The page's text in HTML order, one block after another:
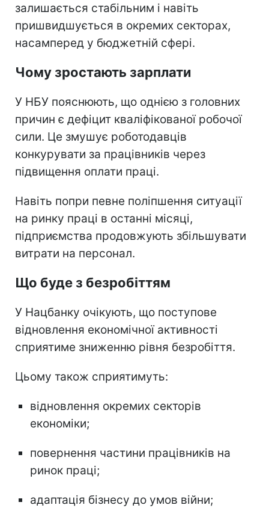
залишається стабільним і навіть
пришвидшується в окремих секторах,
насамперед у бюджетній сфері.
Чому зростають зарплати
У НБУ пояснюють, що однією з головних
причин є дефіцит кваліфікованої робочої
сили. Це змушує роботодавців
конкурувати за працівників через
підвищення оплати праці.
Навіть попри певне поліпшення ситуації
на ринку праці в останні місяці,
підприємства продовжують збільшувати
витрати на персонал.
Що буде з безробіттям
У Нацбанку очікують, що поступове
відновлення економічної активності
сприятиме зниженню рівня безробіття.
Цьому також сприятимуть:
відновлення окремих секторів
економіки;
повернення частини працівників на
ринок праці;
адаптація бізнесу до умов війни;